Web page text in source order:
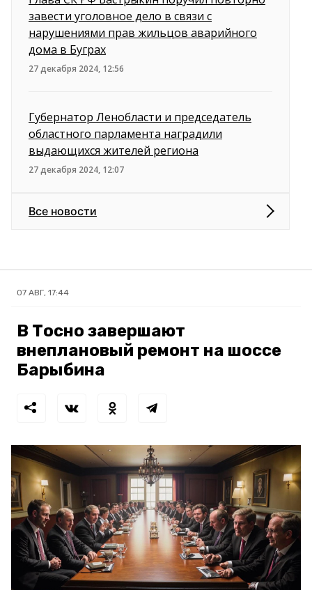
завести уголовное дело в связи с
нарушениями прав жильцов аварийного
дома в Буграх
27 декабря 2024, 12:56
Губернатор Ленобласти и председатель
областного парламента наградили
выдающихся жителей региона
27 декабря 2024, 12:07
Все новости
07 АВГ, 17:44
В Тосно завершают
внеплановый ремонт на шоссе
Барыбина